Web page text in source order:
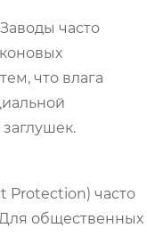
часто
что влага
Protection) часто
общественных